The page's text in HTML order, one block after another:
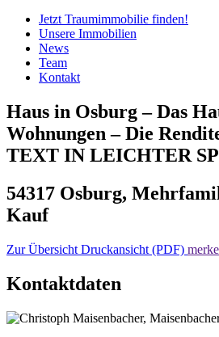
Jetzt Traumimmobilie finden!​
Unsere Immobilien
News
Team
Kontakt
Haus in Osburg – Das
Wohnungen – Die
TEXT IN LEICHTER
54317 Osburg,
Kauf
Zur Übersicht Druckansicht (PDF)
Kontaktdaten